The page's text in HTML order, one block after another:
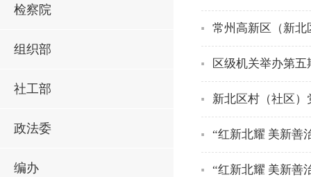
检察院
组织部
社工部
政法委
编办
常州高新区（新北
区级机关举办第
新北区村（社区
“红新北耀 美新善
“红新北耀 美新善